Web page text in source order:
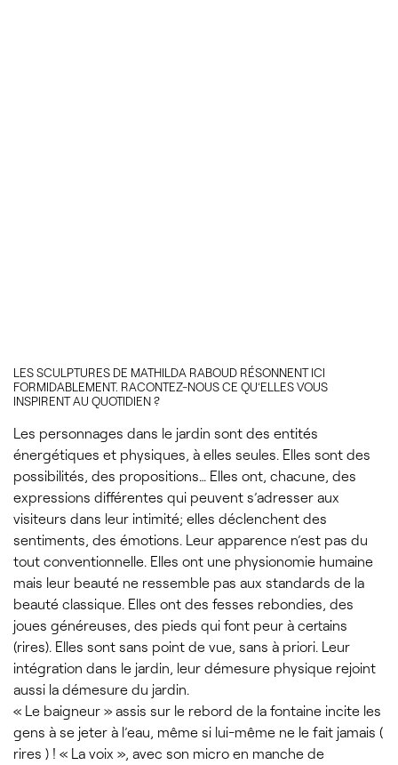
LES SCULPTURES DE MATHILDA RABOUD RÉSONNENT ICI
FORMIDABLEMENT. RACONTEZ-NOUS CE QU’ELLES VOUS
INSPIRENT AU QUOTIDIEN ?
Les personnages dans le jardin sont des entités
énergétiques et physiques, à elles seules. Elles sont des
possibilités, des propositions… Elles ont, chacune, des
expressions différentes qui peuvent s’adresser aux
visiteurs dans leur intimité; elles déclenchent des
sentiments, des émotions. Leur apparence n’est pas du
tout conventionnelle. Elles ont une physionomie humaine
mais leur beauté ne ressemble pas aux standards de la
beauté classique. Elles ont des fesses rebondies, des
joues généreuses, des pieds qui font peur à certains
(rires). Elles sont sans point de vue, sans à priori. Leur
intégration dans le jardin, leur démesure physique rejoint
aussi la démesure du jardin.
« Le baigneur » assis sur le rebord de la fontaine incite les
gens à se jeter à l’eau, même si lui-même ne le fait jamais (
rires ) ! « La voix », avec son micro en manche de